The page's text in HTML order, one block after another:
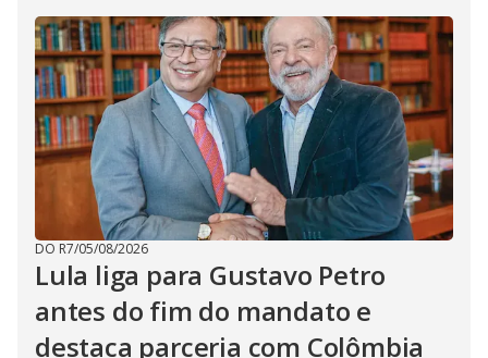
DO R7/05/08/2026
Lula liga para Gustavo Petro
antes do fim do mandato e
destaca parceria com Colômbia